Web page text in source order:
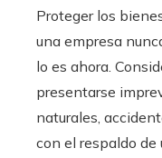
Proteger los
una empresa
lo es ahora.
presentarse
naturales,
con el respaldo de